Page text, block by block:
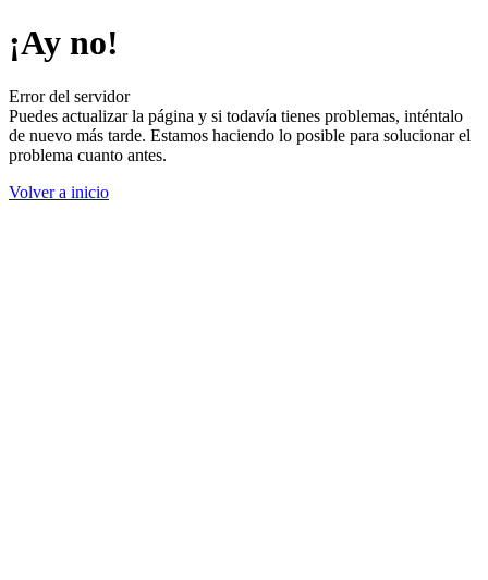
¡Ay no!
Error del servidor
Puedes actualizar la página y si todavía tienes problemas, inténtalo
de nuevo más tarde. Estamos haciendo lo posible para solucionar el
problema cuanto antes.
Volver a inicio